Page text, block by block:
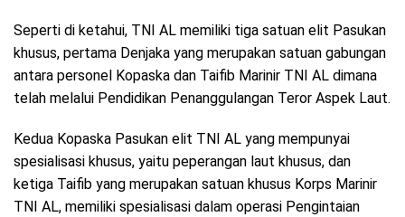
Seperti di ketahui, TNI AL memiliki tiga satuan elit Pasukan
khusus, pertama Denjaka yang merupakan satuan gabungan
antara personel Kopaska dan Taifib Marinir TNI AL dimana
telah melalui Pendidikan Penanggulangan Teror Aspek Laut.
Kedua Kopaska Pasukan elit TNI AL yang mempunyai
spesialisasi khusus, yaitu peperangan laut khusus, dan
ketiga Taifib yang merupakan satuan khusus Korps Marinir
TNI AL, memiliki spesialisasi dalam operasi Pengintaian